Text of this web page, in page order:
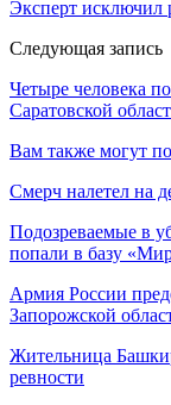
Эксперт исключил
Следующая запись
Четыре человека
Саратовской
Вам также могут
Смерч налетел на
Подозреваемые в
попали в базу
Армия России
Запорожской
Жительница
ревности